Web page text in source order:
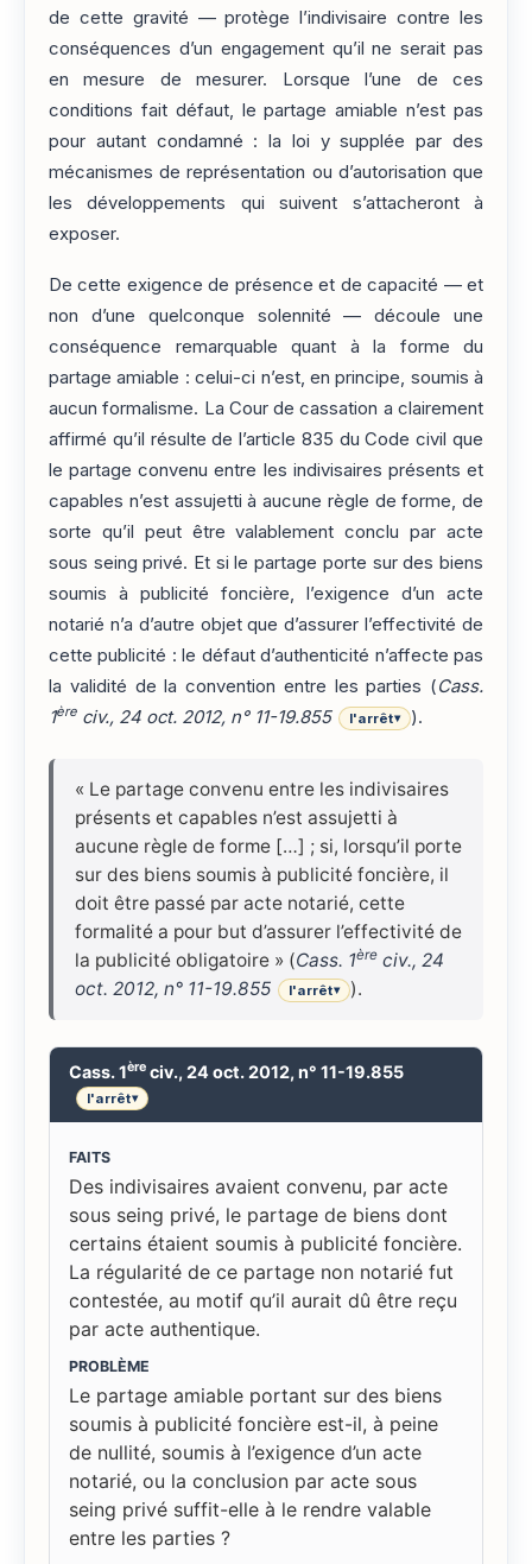
de cette gravité — protège l’indivisaire contre les
conséquences d’un engagement qu’il ne serait pas
en mesure de mesurer. Lorsque l’une de ces
conditions fait défaut, le partage amiable n’est pas
pour autant condamné : la loi y supplée par des
mécanismes de représentation ou d’autorisation que
les développements qui suivent s’attacheront à
exposer.
De cette exigence de présence et de capacité — et
non d’une quelconque solennité — découle une
conséquence remarquable quant à la forme du
partage amiable : celui-ci n’est, en principe, soumis à
aucun formalisme. La Cour de cassation a clairement
affirmé qu’il résulte de l’article 835 du Code civil que
le partage convenu entre les indivisaires présents et
capables n’est assujetti à aucune règle de forme, de
sorte qu’il peut être valablement conclu par acte
sous seing privé. Et si le partage porte sur des biens
soumis à publicité foncière, l’exigence d’un acte
notarié n’a d’autre objet que d’assurer l’effectivité de
cette publicité : le défaut d’authenticité n’affecte pas
la validité de la convention entre les parties (Cass.
1ère civ., 24 oct. 2012, n° 11-19.855 l'arrêt▾ ).
« Le partage convenu entre les indivisaires
présents et capables n’est assujetti à
aucune règle de forme […] ; si, lorsqu’il porte
sur des biens soumis à publicité foncière, il
doit être passé par acte notarié, cette
formalité a pour but d’assurer l’effectivité de
la publicité obligatoire » (Cass. 1ère civ., 24
oct. 2012, n° 11-19.855
l'arrêt▾ ).
Cass. 1ère civ., 24 oct. 2012, n° 11-19.855
l'arrêt▾
FAITS
Des indivisaires avaient convenu, par acte
sous seing privé, le partage de biens dont
certains étaient soumis à publicité foncière.
La régularité de ce partage non notarié fut
contestée, au motif qu’il aurait dû être reçu
par acte authentique.
PROBLÈME
Le partage amiable portant sur des biens
soumis à publicité foncière est-il, à peine
de nullité, soumis à l’exigence d’un acte
notarié, ou la conclusion par acte sous
seing privé suffit-elle à le rendre valable
entre les parties ?